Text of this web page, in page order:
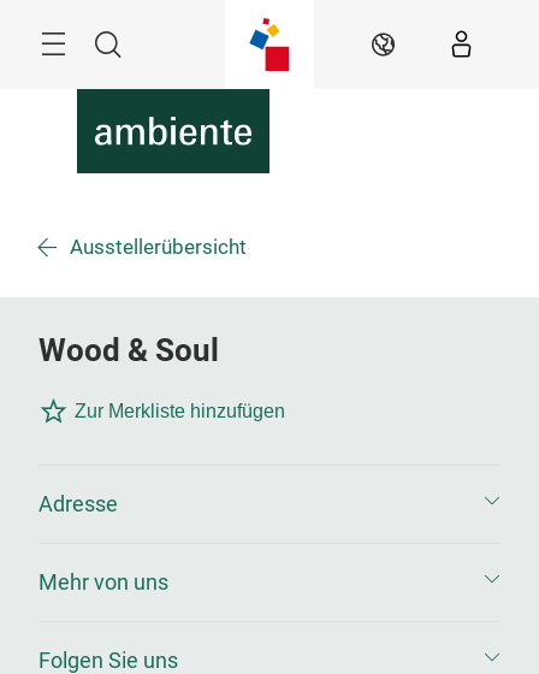
Suche DE
Ausstellerübersicht
Wood & Soul
Zur Merkliste hinzufügen
Adresse
Mehr von uns
Folgen Sie uns